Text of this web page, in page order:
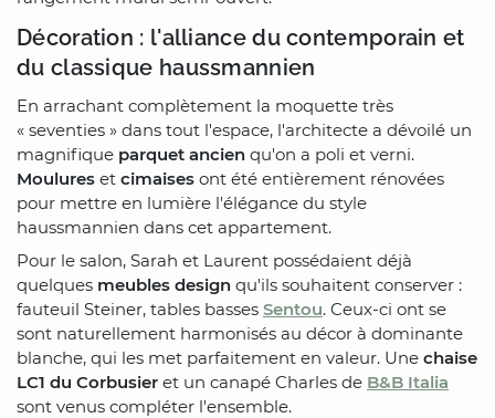
Décoration : l'alliance du contemporain et
du classique haussmannien
En arrachant complètement la moquette très
« seventies » dans tout l'espace, l'architecte a dévoilé un
magnifique parquet ancien qu'on a poli et verni.
Moulures et cimaises ont été entièrement rénovées
pour mettre en lumière l'élégance du style
haussmannien dans cet appartement.
Pour le salon, Sarah et Laurent possédaient déjà
quelques meubles design qu'ils souhaitent conserver :
fauteuil Steiner, tables basses Sentou. Ceux-ci ont se
sont naturellement harmonisés au décor à dominante
blanche, qui les met parfaitement en valeur. Une chaise
LC1 du Corbusier et un canapé Charles de B&B Italia
sont venus compléter l'ensemble.